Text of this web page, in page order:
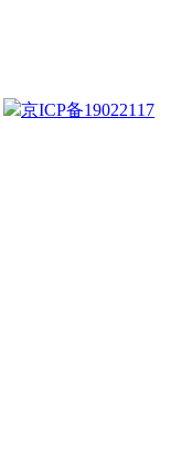
京ICP备19022117